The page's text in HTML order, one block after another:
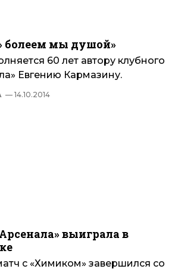
болеем мы душой»
60 лет автору клубного
Евгению Кармазину.
— 14.10.2014
выиграла в
с «Химиком» завершился со